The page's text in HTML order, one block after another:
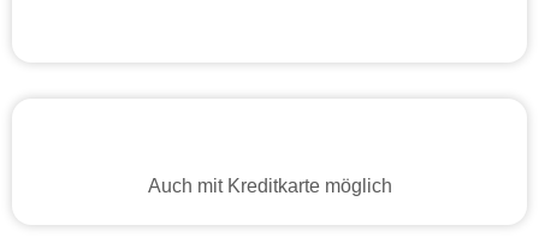
Auch mit Kreditkarte möglich